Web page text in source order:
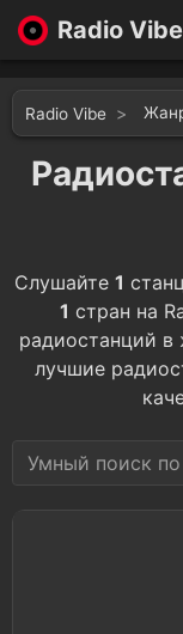
Radio Vibe
New
Genres
Likes
Top 100
Radio Vibe
Слушайте 1
1 стран на
радиостанций в
лучшие